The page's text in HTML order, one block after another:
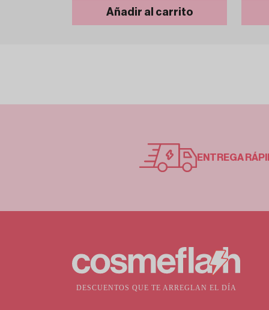
Añadir al carrito
ENTREGA
DESCUENTOS QUE TE ARREGLAN EL DÍA